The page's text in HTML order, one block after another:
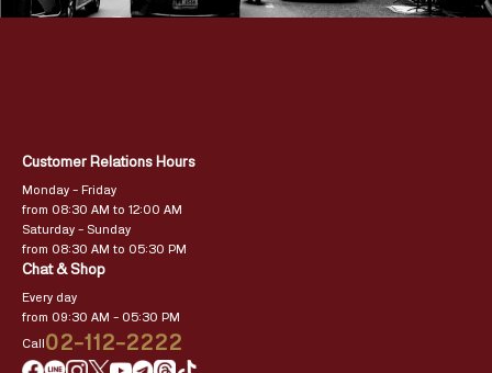
Customer Relations Hours
Monday – Friday
from 08:30 AM to 12:00 AM
Saturday – Sunday
from 08:30 AM to 05:30 PM
Chat & Shop
Every day
from 09:30 AM – 05:30 PM
Call02-112-2222